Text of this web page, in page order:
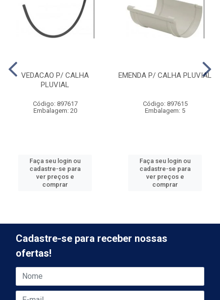
VEDACAO P/ CALHA
PLUVIAL
Código: 897617
Embalagem: 20
Faça seu login ou
cadastre-se para
ver preços e
comprar
EMENDA P/ CALHA PLUVIAL
Código: 897615
Embalagem: 5
Faça seu login ou
cadastre-se para
ver preços e
comprar
Cadastre-se para receber nossas
ofertas!